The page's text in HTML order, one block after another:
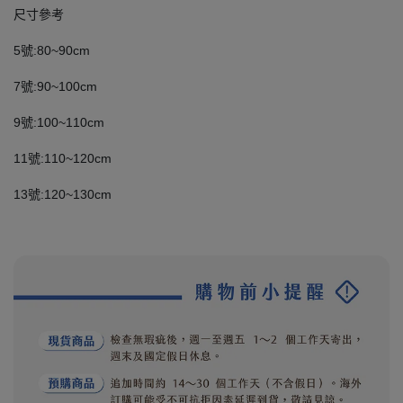
尺寸參考
5號:80~90cm
7號:90~100cm
9號:100~110cm
11號:110~120cm
13號:120~130cm